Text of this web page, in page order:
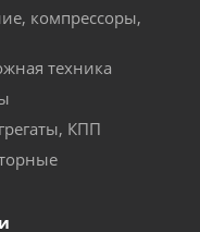
компрессоры,
техника
КПП